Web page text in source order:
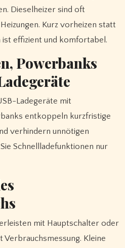
Dieselheizer sind oft
Kurz vorheizen statt
ist effizient und komfortabel.
Powerbanks
Ladegeräte mit
entkoppeln kurzfristige
verhindern unnötigen
Schnellladefunktionen nur
mit Hauptschalter oder
Kleine